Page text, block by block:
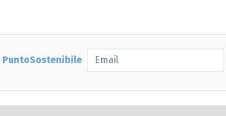
PuntoSostenibile